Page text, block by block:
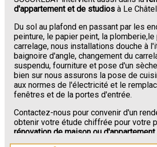
d'appartement et de studios à Le
Du sol au plafond en passant par les
peinture, le papier peint, la plomberie,le
carrelage, nous installations douche à
baignoire d'angle, changement du
suspendu, fourniture et pose d'un
bien sur nous assurons la pose de
aux normes de l'électricité et le
fenêtres et de la portes d'entrée.
Contactez-nous pour convenir d'un
obtenir votre étude chiffrée pour votre
rénovation de maison ou
Châtellier.